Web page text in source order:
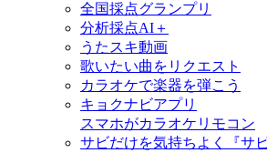
全国採点グランプリ
分析採点AI＋
うたスキ動画
歌いたい曲をリクエスト
カラオケで楽器を弾こう
キョクナビアプリ
スマホがカラオケリモコン
サビだけを気持ちよく『サビ